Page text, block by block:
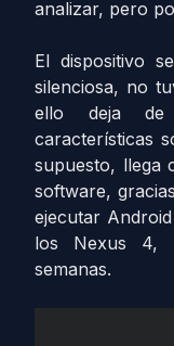
analizar, pero
El dispositivo
silenciosa, no
ello deja de
características
supuesto, llega
software,
ejecutar
los Nexus 4,
semanas.